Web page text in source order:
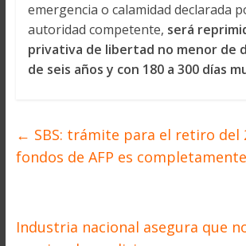
emergencia o calamidad declarada
autoridad competente, será
privativa de libertad no menor de
de seis años y con 180 a 300 días
← SBS: trámite para el retiro del
fondos de AFP es
Industria nacional asegura que